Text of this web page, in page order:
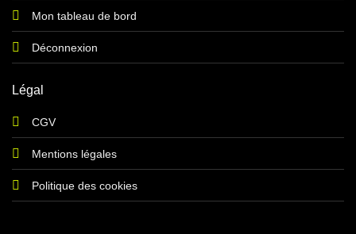
Mon tableau de bord
Déconnexion
Légal
CGV
Mentions légales
Politique des cookies